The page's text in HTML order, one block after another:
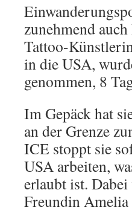
zunehmend
Tattoo-
in die USA,
genommen, 8
Im Gepäck hat
an der Grenze
ICE stoppt sie
USA arbeiten,
erlaubt ist.
Freundin